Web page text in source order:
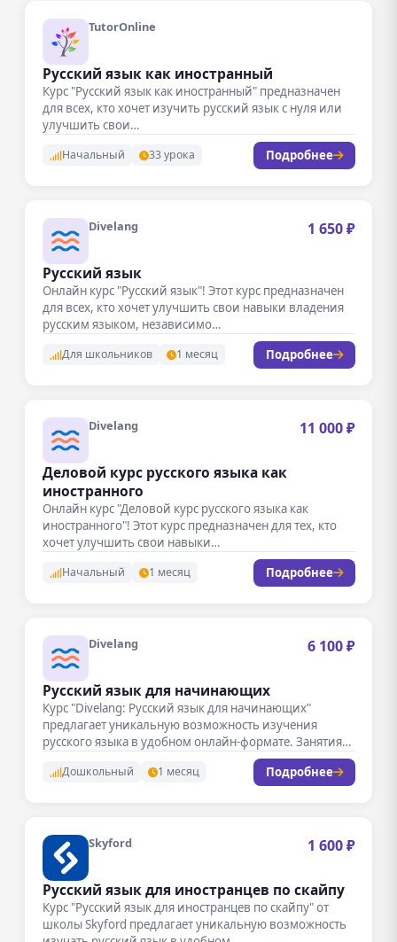
TutorOnline
Русский язык как иностранный
Курс "Русский язык как иностранный" предназначен
для всех, кто хочет изучить русский язык с нуля или
улучшить свои…
Начальный 33 урока Подробнее
Divelang 1 650 ₽
Русский язык
Онлайн курс "Русский язык"! Этот курс предназначен
для всех, кто хочет улучшить свои навыки владения
русским языком, независимо…
Для школьников 1 месяц Подробнее
Divelang 11 000 ₽
Деловой курс русского языка как
иностранного
Онлайн курс "Деловой курс русского языка как
иностранного"! Этот курс предназначен для тех, кто
хочет улучшить свои навыки…
Начальный 1 месяц Подробнее
Divelang 6 100 ₽
Русский язык для начинающих
Курс "Divelang: Русский язык для начинающих"
предлагает уникальную возможность изучения
русского языка в удобном онлайн-формате. Занятия
Дошкольный 1 месяц Подробнее
Skyford 1 600 ₽
Русский язык для иностранцев по скайпу
Курс "Русский язык для иностранцев по скайпу" от
школы Skyford предлагает уникальную возможность